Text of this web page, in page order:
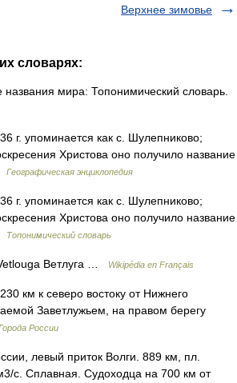
Верхнее зимовье
словарях:
мира: Топонимический словарь.
г. упоминается как с. Шулепниково;
Христова оно получило название
Географическая энциклопедия
г. упоминается как с. Шулепниково;
Христова оно получило название
Топонимический словарь
Ветлуга … Wikipédia en Français
км к северо востоку от Нижнего
Заветлужьем, на правом берегу
России
левый приток Волги. 889 км, пл.
с. Сплавная. Судоходца на 700 км от